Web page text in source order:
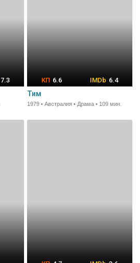
7.3 6.6 6.4
Тим
1979 • Австралия • Драма • 109 мин.